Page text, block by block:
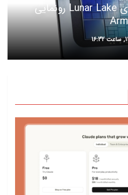
اینتل از پردازنده‌های Lunar Lake رونمایی